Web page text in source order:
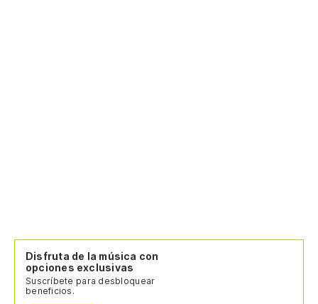
Disfruta de la música con
opciones exclusivas
Suscríbete para desbloquear
beneficios.